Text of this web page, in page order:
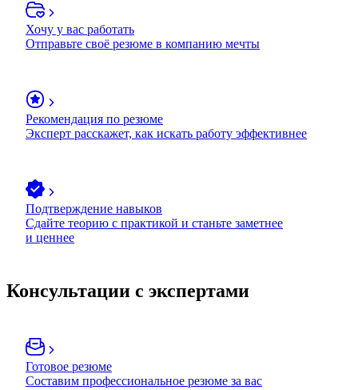
Хочу у вас работать
Отправьте своё резюме в компанию мечты
Рекомендация по резюме
Эксперт расскажет, как искать работу эффективнее
Подтверждение навыков
Сдайте теорию с практикой и станьте заметнее
и ценнее
Консультации с экспертами
Готовое резюме
Составим профессиональное резюме за вас